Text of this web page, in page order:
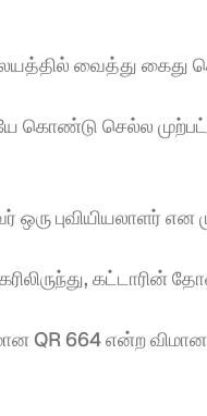
வைத்து கைது
செல்ல முற்பட்ட
புவியியலாளர்
கட்டாரின்
QR 664 என்ற